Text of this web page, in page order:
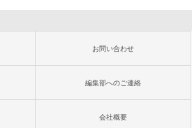
お問い合わせ
編集部へのご連絡
会社概要